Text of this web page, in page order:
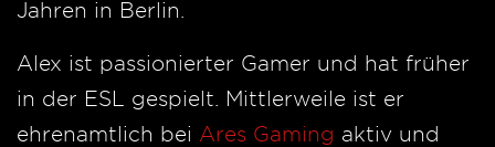
Jahren in Berlin.
Alex ist passionierter Gamer und hat früher
in der ESL gespielt. Mittlerweile ist er
ehrenamtlich bei Ares Gaming aktiv und